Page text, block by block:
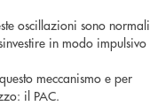
oscillazioni sono normali
in modo impulsivo
meccanismo e per
il PAC.